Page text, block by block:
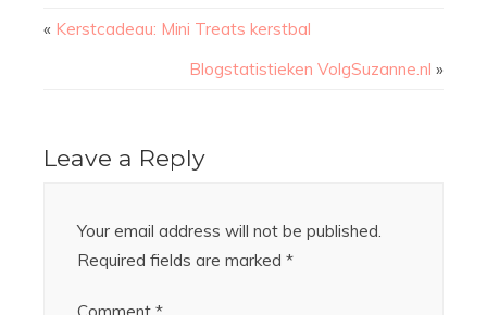
« Kerstcadeau: Mini Treats kerstbal
Blogstatistieken VolgSuzanne.nl »
Leave a Reply
Your email address will not be published.
Required fields are marked *